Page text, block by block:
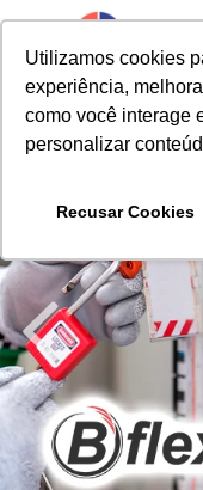
Utilizamos cookies
experiência,
como você interage
personalizar
Recusar Cookies